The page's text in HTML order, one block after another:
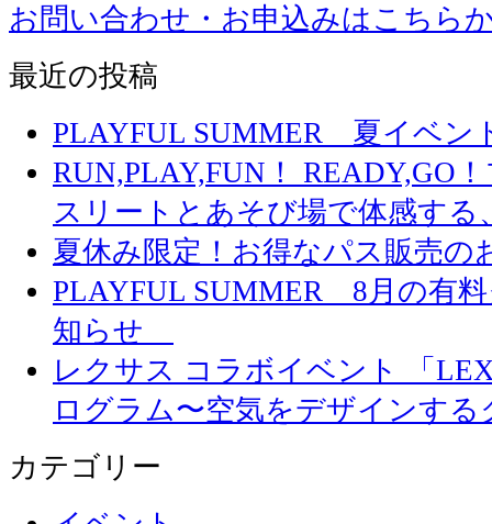
お問い合わせ・お申込みはこちら
最近の投稿
PLAYFUL SUMMER 夏イベ
RUN,PLAY,FUN！ READY,GO
スリートとあそび場で体感する
夏休み限定！お得なパス販売の
PLAYFUL SUMMER 8月の有
知らせ
レクサス コラボイベント 「
ログラム〜空気をデザインす
カテゴリー